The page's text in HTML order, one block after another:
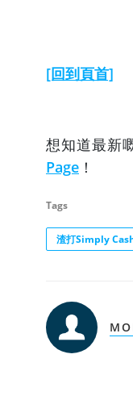
[回到頁首]
想知道最新
Page ！
Tags
渣打Simply